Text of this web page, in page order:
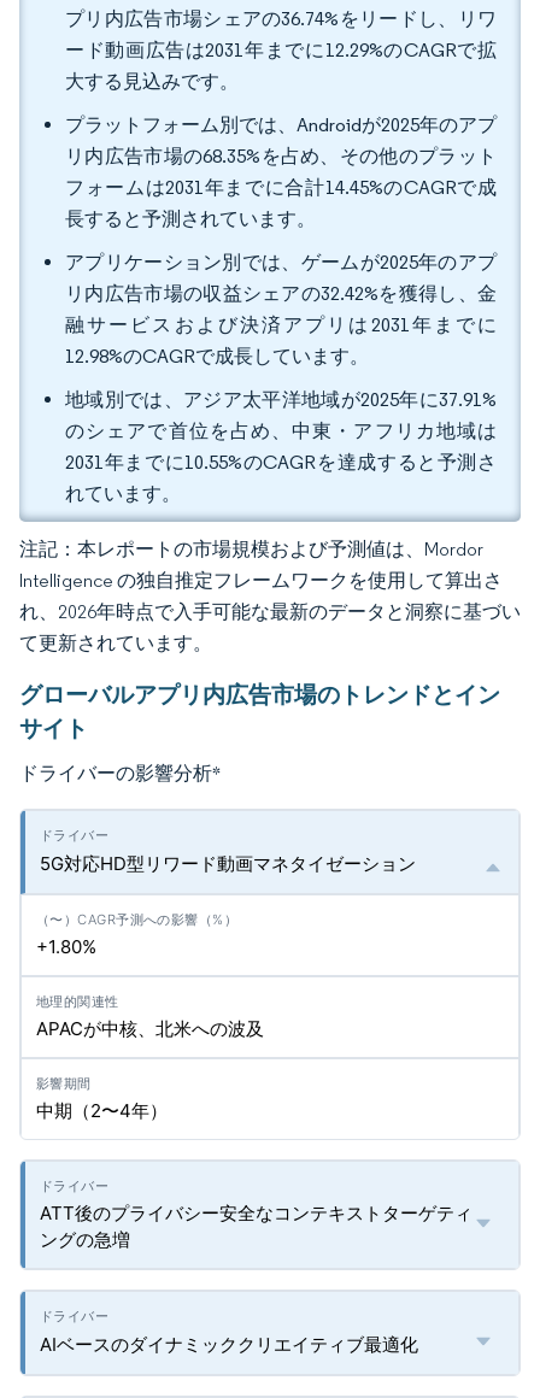
プリ内広告市場シェアの36.74%をリードし、リワ
ード動画広告は2031年までに12.29%のCAGRで拡
大する見込みです。
プラットフォーム別では、Androidが2025年のアプ
リ内広告市場の68.35%を占め、その他のプラット
フォームは2031年までに合計14.45%のCAGRで成
長すると予測されています。
アプリケーション別では、ゲームが2025年のアプ
リ内広告市場の収益シェアの32.42%を獲得し、金
融サービスおよび決済アプリは2031年までに
12.98%のCAGRで成長しています。
地域別では、アジア太平洋地域が2025年に37.91%
のシェアで首位を占め、中東・アフリカ地域は
2031年までに10.55%のCAGRを達成すると予測さ
れています。
注記：本レポートの市場規模および予測値は、Mordor
Intelligence の独自推定フレームワークを使用して算出さ
れ、2026年時点で入手可能な最新のデータと洞察に基づい
て更新されています。
グローバルアプリ内広告市場のトレンドとイン
サイト
ドライバーの影響分析*
5G対応HD型リワード動画マネタイゼーション
+1.80%
APACが中核、北米への波及
中期（2〜4年）
ATT後のプライバシー安全なコンテキストターゲティ
ングの急増
AIベースのダイナミッククリエイティブ最適化